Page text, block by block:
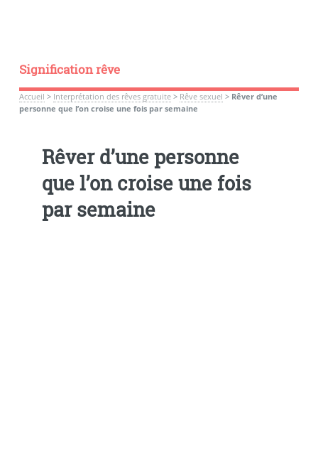
Signification rêve
Accueil > Interprétation des rêves gratuite> Rêve sexuel > Rêver d’une
personne que l’on croise une fois par semaine
Rêver d’une personne
que l’on croise une fois
par semaine